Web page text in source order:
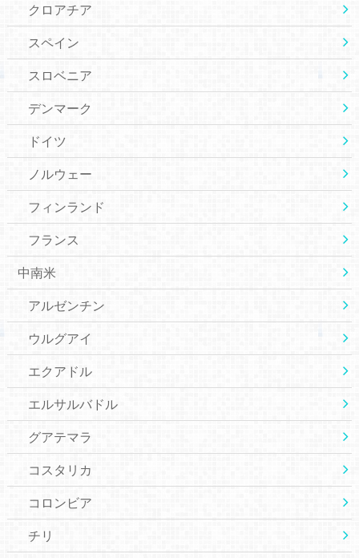
クロアチア
スペイン
スロベニア
デンマーク
ドイツ
ノルウェー
フィンランド
フランス
中南米
アルゼンチン
ウルグアイ
エクアドル
エルサルバドル
グアテマラ
コスタリカ
コロンビア
チリ